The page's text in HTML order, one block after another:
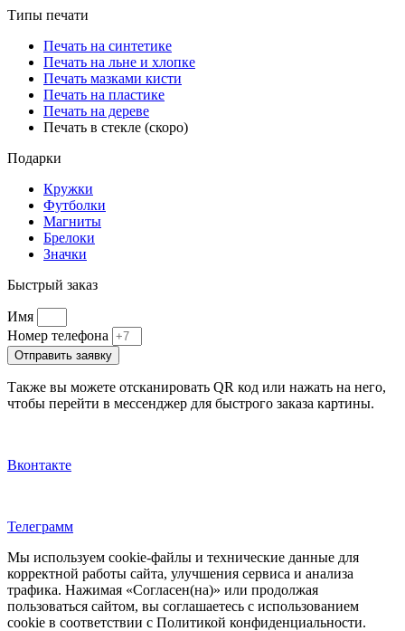
Типы печати
Печать на синтетике
Печать на льне и хлопке
Печать мазками кисти
Печать на пластике
Печать на дереве
Печать в стекле (скоро)
Подарки
Кружки
Футболки
Магниты
Брелоки
Значки
Быстрый заказ
Имя
Номер телефона
Отправить заявку
Также вы можете отсканировать QR код или нажать на него,
чтобы перейти в мессенджер для быстрого заказа картины.
Вконтакте
Телеграмм
Мы используем cookie‑файлы и технические данные для
корректной работы сайта, улучшения сервиса и анализа
трафика. Нажимая «Согласен(на)» или продолжая
пользоваться сайтом, вы соглашаетесь с использованием
cookie в соответствии с Политикой конфиденциальности.